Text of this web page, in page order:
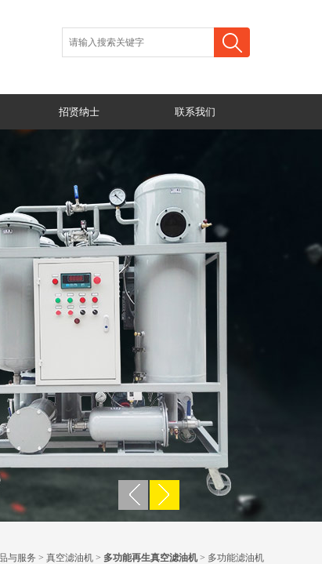
招贤纳士 联系我们
与服务 > 真空滤油机 > 多功能再生真空滤油机> 多功能滤油机